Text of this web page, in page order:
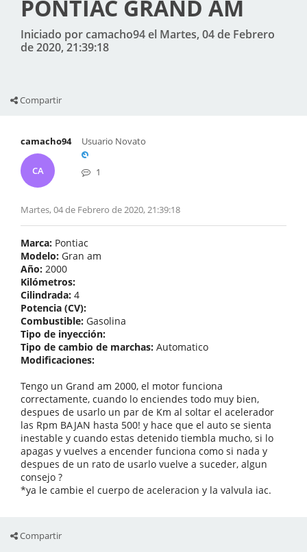
PONTIAC GRAND AM
Iniciado por camacho94 el Martes, 04 de Febrero
de 2020, 21:39:18
Compartir
camacho94
CA
Usuario Novato
1
Martes, 04 de Febrero de 2020, 21:39:18
Marca: Pontiac
Modelo: Gran am
Año: 2000
Kilómetros:
Cilindrada: 4
Potencia (CV):
Combustible: Gasolina
Tipo de inyección:
Tipo de cambio de marchas: Automatico
Modificaciones:
Tengo un Grand am 2000, el motor funciona
correctamente, cuando lo enciendes todo muy bien,
despues de usarlo un par de Km al soltar el acelerador
las Rpm BAJAN hasta 500! y hace que el auto se sienta
inestable y cuando estas detenido tiembla mucho, si lo
apagas y vuelves a encender funciona como si nada y
despues de un rato de usarlo vuelve a suceder, algun
consejo ?
*ya le cambie el cuerpo de aceleracion y la valvula iac.
Compartir